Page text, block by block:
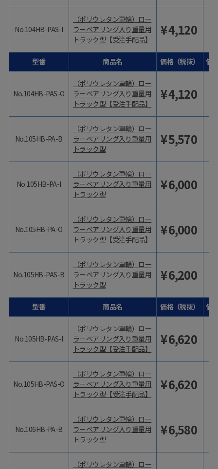
No.104HB-PAS-I
型番
No.104HB-PAS-O
No.105HB-PA-B
No.105HB-PA-I
No.105HB-PA-O
No.105HB-PAS-B
型番
No.105HB-PAS-I
No.105HB-PAS-O
No.106HB-PA-B
（ポリウレタン車輪）ロー
ラーベアリング入り重量用
トラック型【受注手配品】
¥4,120
商品名 価格（税抜） 価
（ポリウレタン車輪）ロー
ラーベアリング入り重量用
トラック型【受注手配品】
¥4,120
（ポリウレタン車輪）ロー
ラーベアリング入り重量用
トラック型
¥5,570
（ポリウレタン車輪）ロー
ラーベアリング入り重量用
トラック型
¥6,000
（ポリウレタン車輪）ロー
ラーベアリング入り重量用
トラック型【受注手配品】
¥6,000
（ポリウレタン車輪）ロー
ラーベアリング入り重量用
トラック型
¥6,200
商品名 価格（税抜） 価
（ポリウレタン車輪）ロー
ラーベアリング入り重量用
トラック型【受注手配品】
¥6,620
（ポリウレタン車輪）ロー
ラーベアリング入り重量用
トラック型【受注手配品】
¥6,620
（ポリウレタン車輪）ロー
ラーベアリング入り重量用
トラック型
¥6,580
（ポリウレタン車輪）ロー